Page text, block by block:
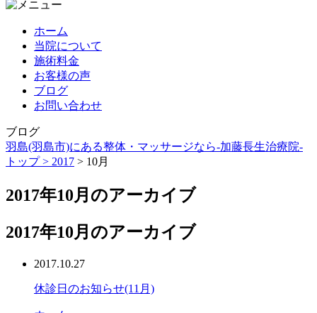
ホーム
当院について
施術料金
お客様の声
ブログ
お問い合わせ
ブログ
羽島(羽島市)にある整体・マッサージなら-加藤長生治療院-
トップ > 2017 > 10月
2017年10月のアーカイブ
2017年10月のアーカイブ
2017.10.27
休診日のお知らせ(11月)